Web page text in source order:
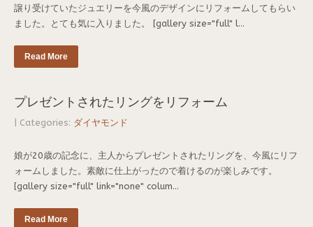
譲り受けていたジュエリーを今風のデザインにリフォームしてもらい
ました。とても気に入りました。 [gallery size="full" l...
Read More
プレゼントされたリングをリフォーム
| Categories: ダイヤモンド
娘が20歳の記念に、主人からプレゼントされたリングを、今風にリフ
ォームしました。素敵に仕上がったので着けるのが楽しみです。
[gallery size="full" link="none" colum...
Read More